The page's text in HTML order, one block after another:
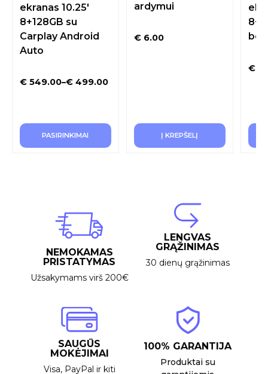
ekranas 10.25′
8+128GB su
Carplay Android
Auto
€ 499.00
–
€ 549.00
PASIRINKIMAI
ardymui
€6.00
Į KREPŠELĮ
€
NEMOKAMAS
PRISTATYMAS
Užsakymams virš 200€
LENGVAS
GRĄŽINIMAS
30 dienų grąžinimas
SAUGŪS
MOKĖJIMAI
Visa, PayPal ir kiti
100% GARANTIJA
Produktai su